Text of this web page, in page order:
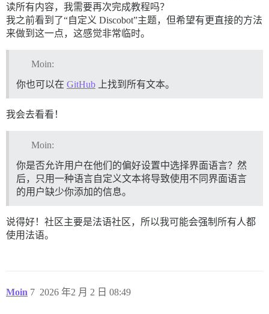
读所有内容，我需要再次完成教程吗？
我之前看到了“自定义 Discobot”主题，但希望有更直接的方法
来做到这一点，这感觉非常临时。
Moin:
你也可以在 GitHub 上找到所有文本。
我会去看看！
Moin:
你是否允许用户在他们的偏好设置中选择界面语言？然
后，只用一种语言自定义文本将导致使用不同界面语言
的用户缺少你添加的信息。
说得好！社区主要是法语社区，所以我可能会强制所有人都
使用法语。
Moin 2026 年2 月 2 日 08:49
7